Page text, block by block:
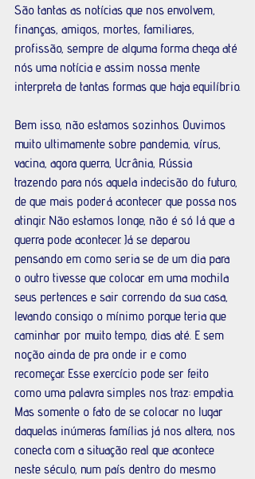
São tantas as notícias que nos envolvem,
finanças, amigos, mortes, familiares,
profissão, sempre de alguma forma chega até
nós uma notícia e assim nossa mente
interpreta de tantas formas que haja equilíbrio.
Bem isso, não estamos sozinhos. Ouvimos
muito ultimamente sobre pandemia, vírus,
vacina, agora guerra, Ucrânia, Rússia
trazendo para nós aquela indecisão do futuro,
de que mais poderá acontecer que possa nos
atingir. Não estamos longe, não é só lá que a
guerra pode acontecer. Já se deparou
pensando em como seria se de um dia para
o outro tivesse que colocar em uma mochila
seus pertences e sair correndo da sua casa,
levando consigo o mínimo porque teria que
caminhar por muito tempo, dias até. E sem
noção ainda de pra onde ir e como
recomeçar. Esse exercício pode ser feito
como uma palavra simples nos traz: empatia.
Mas somente o fato de se colocar no lugar
daquelas inúmeras famílias já nos altera, nos
conecta com a situação real que acontece
neste século, num país dentro do mesmo